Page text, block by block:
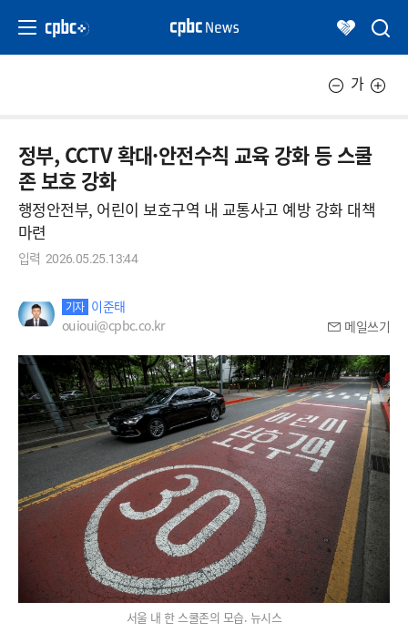
가
정부, CCTV 확대·안전수칙 교육 강화 등 스쿨
존 보호 강화
행정안전부, 어린이 보호구역 내 교통사고 예방 강화 대책
마련
입력 2026.05.25.13:44
기자 이준태
ouioui@cpbc.co.kr
메일쓰기
서울 내 한 스쿨존의 모습. 뉴시스